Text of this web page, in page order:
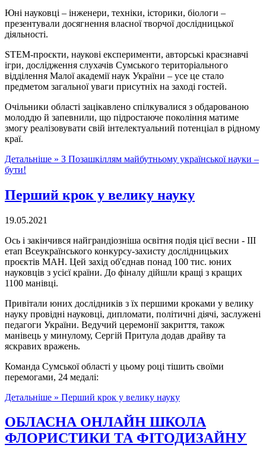
Юні науковці – інженери, техніки, історики, біологи –
презентували досягнення власної творчої дослідницької
діяльності.
STEM-проєкти, наукові експерименти, авторські краєзнавчі
ігри, дослідження слухачів Сумського територіального
відділення Малої академії наук України – усе це стало
предметом загальної уваги присутніх на заході гостей.
Очільники області зацікавлено спілкувалися з обдарованою
молоддю й запевнили, що підростаюче покоління матиме
змогу реалізовувати свій інтелектуальний потенціал в рідному
краї.
Детальніше » З Позашкіллям майбутньому української науки –
бути!
Перший крок у велику науку
19.05.2021
Ось і закінчився найграндіозніша освітня подія цієї весни - ІІІ
етап Всеукраїнського конкурсу-захисту дослідницьких
проєктів МАН. Цей захід об'єднав понад 100 тис. юних
науковців з усієї країни. До фіналу дійшли кращі з кращих
1100 манівці.
Привітали юних дослідників з їх першими кроками у велику
науку провідні науковці, дипломати, політичні діячі, заслужені
педагоги України. Ведучий церемонії закриття, також
манівець у минулому, Сергій Притула додав драйву та
яскравих вражень.
Команда Сумської області у цьому році тішить своїми
перемогами, 24 медалі:
Детальніше » Перший крок у велику науку
ОБЛАСНА ОНЛАЙН ШКОЛА
ФЛОРИСТИКИ ТА ФІТОДИЗАЙНУ